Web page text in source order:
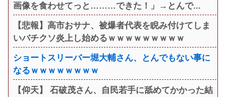
画像を食わせてっと………できた！」→とんで...
【悲報】高市おサナ、被爆者代表を睨み付けてしま
いバチクソ炎上し始めるｗｗｗｗｗｗｗｗｗ
ショートスリーバー堀大輔さん、とんでもない事に
なるｗｗｗｗｗｗｗｗ
【仰天】 石破茂さん、自民若手に舐めてかかった結